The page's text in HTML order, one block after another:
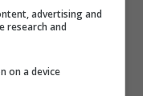
advertising and
research and
on a device